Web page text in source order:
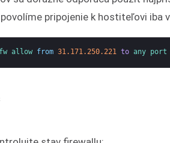
pripojenie k hostiteľovi iba
allow from 31.171.250.221 to any